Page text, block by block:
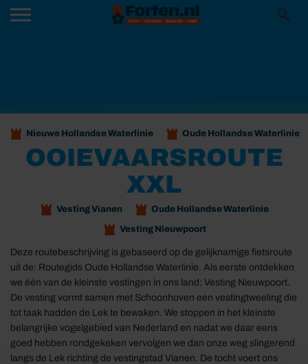
Nieuwe Hollandse Waterlinie Oude Hollandse Waterlinie
OOIEVAARSROUTE
XXL
Vesting Vianen Oude Hollandse Waterlinie
Vesting Nieuwpoort
Deze routebeschrijving is gebaseerd op de gelijknamige fietsroute
uit de: Routegids Oude Hollandse Waterlinie. Als eerste ontdekken
we één van de kleinste vestingen in ons land: Vesting Nieuwpoort.
De vesting vormt samen met Schoonhoven een vestingtweeling die
tot taak hadden de Lek te bewaken. We stoppen in het kleinste
belangrijke vogelgebied van Nederland en nadat we daar eens
goed hebben rondgekeken vervolgen we dan onze weg slingerend
langs de Lek richting de vestingstad Vianen. De tocht voert ons